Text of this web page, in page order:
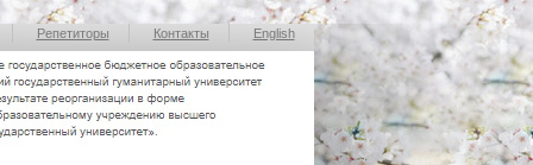
Репетиторы Контакты English